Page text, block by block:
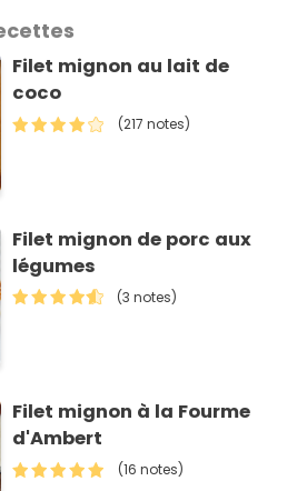
Filet mignon au lait de
coco
(217 notes)
Filet mignon de porc aux
légumes
(3 notes)
Filet mignon à la Fourme
d'Ambert
(16 notes)